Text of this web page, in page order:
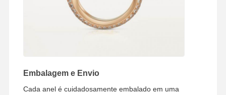
Embalagem e Envio
Cada anel é cuidadosamente embalado em uma